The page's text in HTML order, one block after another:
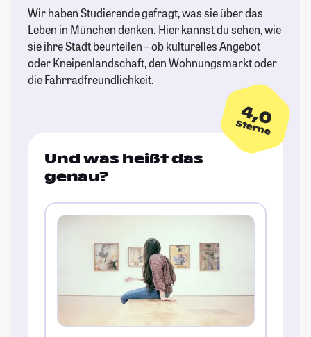
Wir haben Studierende gefragt, was sie über das
Leben in München denken. Hier kannst du sehen, wie
sie ihre Stadt beurteilen – ob kulturelles Angebot
oder Kneipenlandschaft, den Wohnungsmarkt oder
die Fahrradfreundlichkeit.
4,0
Sterne
Und was heißt das
genau?